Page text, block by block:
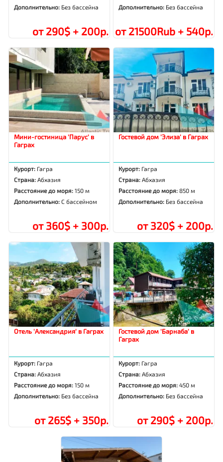
Дополнительно: Без бассейна
от 290$ + 200р.
Дополнительно: Без бассейна
от 21500Rub + 540р.
Мини-гостиница 'Парус' в
Гаграх
Курорт: Гагра
Страна:Абхазия
Расстояние до моря:150 м
Дополнительно:С бассейном
от 360$ + 300р.
Гостевой дом 'Элиза' в Гаграх
Курорт: Гагра
Страна:Абхазия
Расстояние до моря:850 м
Дополнительно: Без бассейна
от 320$ + 200р.
Отель 'Александрия' в Гаграх
Курорт: Гагра
Страна:Абхазия
Расстояние до моря:150 м
Дополнительно: Без бассейна
от 265$ + 350р.
Гостевой дом 'Барнаба' в
Гаграх
Курорт: Гагра
Страна:Абхазия
Расстояние до моря:450 м
Дополнительно: Без бассейна
от 290$ + 200р.